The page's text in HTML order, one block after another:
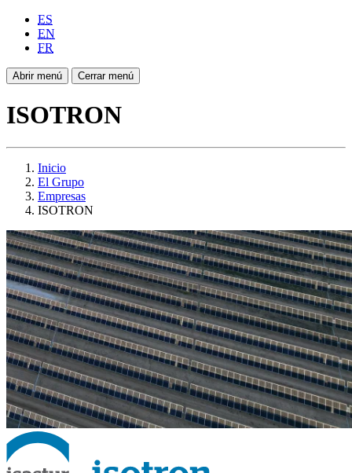
ES
EN
FR
Abrir menú Cerrar menú
ISOTRON
Inicio
El Grupo
Empresas
ISOTRON